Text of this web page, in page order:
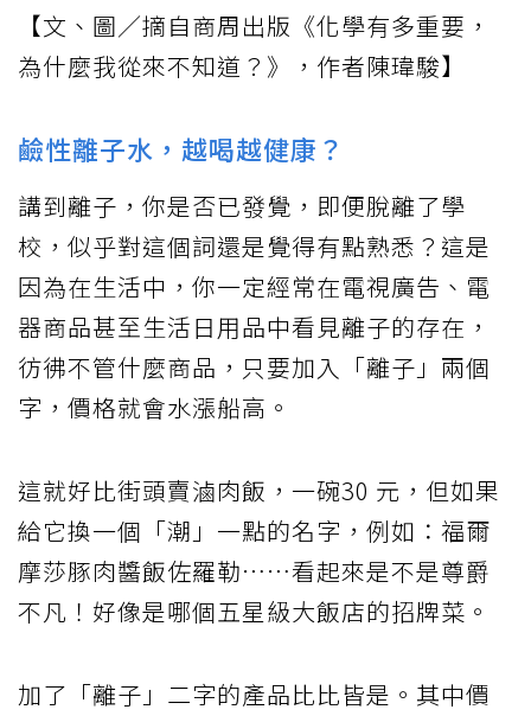
【文、圖／摘自商周出版《化學有多重要，
為什麼我從來不知道？》，作者陳瑋駿】
鹼性離子水，越喝越健康？
講到離子，你是否已發覺，即便脫離了學
校，似乎對這個詞還是覺得有點熟悉？這是
因為在生活中，你一定經常在電視廣告、電
器商品甚至生活日用品中看見離子的存在，
彷彿不管什麼商品，只要加入「離子」兩個
字，價格就會水漲船高。
這就好比街頭賣滷肉飯，一碗30 元，但如果
給它換一個「潮」一點的名字，例如：福爾
摩莎豚肉醬飯佐羅勒⋯⋯看起來是不是尊爵
不凡！好像是哪個五星級大飯店的招牌菜。
加了「離子」二字的產品比比皆是。其中價